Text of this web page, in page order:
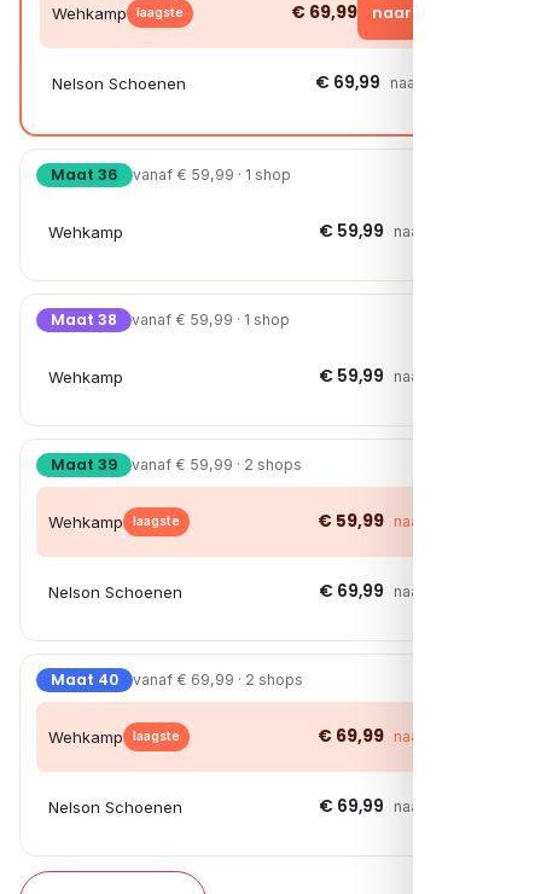
Maat 36 vanaf € 59,99 · 1 shop
Wehkamp € 59,99 naar shop →
Wehkamp laagste € 69,99 naar shop →
Nelson Schoenen € 69,99 naar shop →
Maat 38 vanaf € 59,99 · 1 shop
Wehkamp € 59,99 naar shop →
Maat 39 vanaf € 59,99 · 2 shops
Wehkamp laagste € 59,99 naar shop →
Nelson Schoenen € 69,99 naar shop →
Maat 40 vanaf € 69,99 · 2 shops
Wehkamp laagste € 69,99 naar shop →
Nelson Schoenen € 69,99 naar shop →